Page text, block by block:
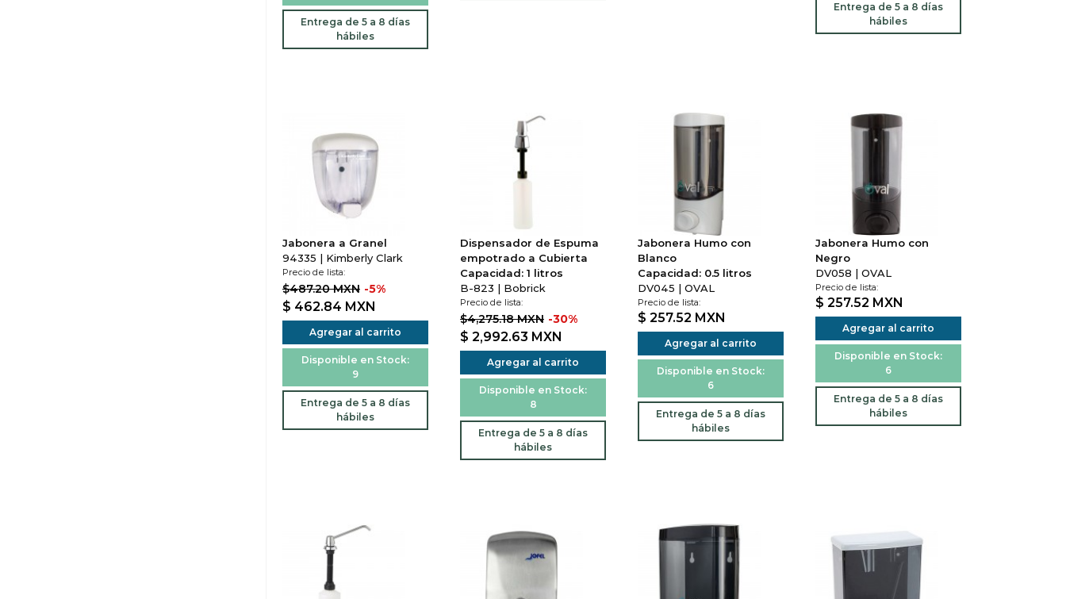
Entrega de 5 a 8 días
hábiles
Entrega de 5 a 8 días
hábiles
Jabonera a Granel
94335 | Kimberly Clark
Precio de lista:
$487.20 MXN -5%
$ 462.84 MXN
Agregar al carrito
Disponible en Stock:
9
Entrega de 5 a 8 días
hábiles
Dispensador de Espuma
empotrado a Cubierta
Capacidad: 1 litros
B-823 | Bobrick
Precio de lista:
$4,275.18 MXN -30%
$ 2,992.63 MXN
Agregar al carrito
Disponible en Stock:
8
Entrega de 5 a 8 días
hábiles
Jabonera Humo con
Blanco
Capacidad: 0.5 litros
DV045 | OVAL
Precio de lista:
$ 257.52 MXN
Agregar al carrito
Disponible en Stock:
6
Entrega de 5 a 8 días
hábiles
Jabonera Humo con
Negro
DV058 | OVAL
Precio de lista:
$ 257.52 MXN
Agregar al carrito
Disponible en Stock:
6
Entrega de 5 a 8 días
hábiles